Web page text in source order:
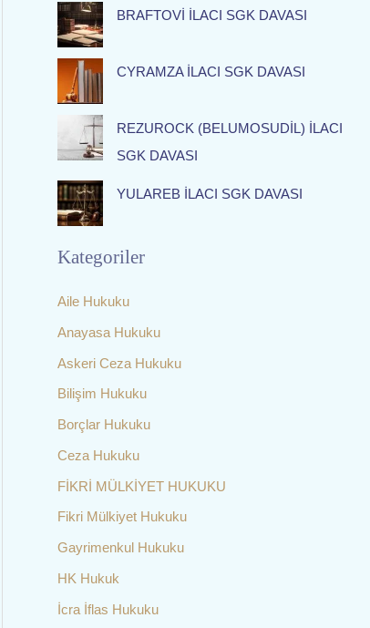
f
o
r
BRAFTOVİ İLACI SGK DAVASI
CYRAMZA İLACI SGK DAVASI
REZUROCK (BELUMOSUDİL) İLACI
SGK DAVASI
YULAREB İLACI SGK DAVASI
Kategoriler
Aile Hukuku
Anayasa Hukuku
Askeri Ceza Hukuku
Bilişim Hukuku
Borçlar Hukuku
Ceza Hukuku
FİKRİ MÜLKİYET HUKUKU
Fikri Mülkiyet Hukuku
Gayrimenkul Hukuku
HK Hukuk
İcra İflas Hukuku